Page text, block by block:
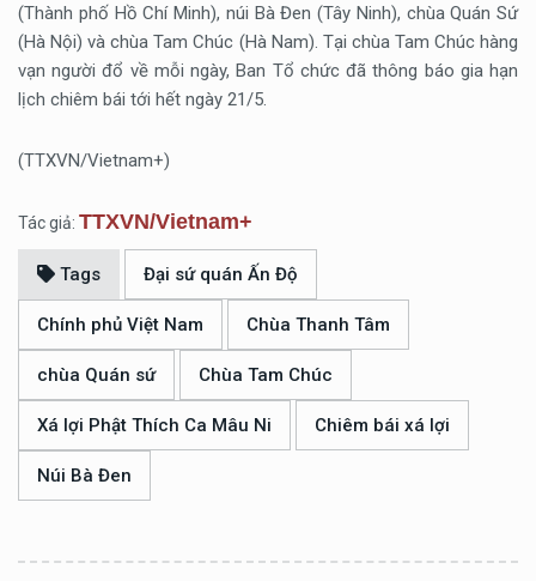
(Thành phố Hồ Chí Minh), núi Bà Đen (Tây Ninh), chùa Quán Sứ
(Hà Nội) và chùa Tam Chúc (Hà Nam). Tại chùa Tam Chúc hàng
vạn người đổ về mỗi ngày, Ban Tổ chức đã thông báo gia hạn
lịch chiêm bái tới hết ngày 21/5.
(TTXVN/Vietnam+)
Tác giả: TTXVN/Vietnam+
Tags Đại sứ quán Ấn Độ
Chính phủ Việt Nam Chùa Thanh Tâm
chùa Quán sứ Chùa Tam Chúc
Xá lợi Phật Thích Ca Mâu Ni Chiêm bái xá lợi
Núi Bà Đen